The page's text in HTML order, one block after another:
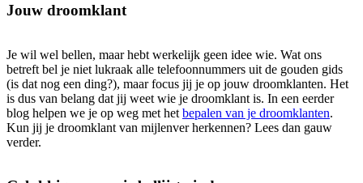
Jouw droomklant
Je wil wel bellen, maar hebt werkelijk geen idee wie. Wat ons
betreft bel je niet lukraak alle telefoonnummers uit de gouden gids
(is dat nog een ding?), maar focus jij je op jouw droomklanten. Het
is dus van belang dat jij weet wie je droomklant is. In een eerder
blog helpen we je op weg met het bepalen van je droomklanten.
Kun jij je droomklant van mijlenver herkennen? Lees dan gauw
verder.